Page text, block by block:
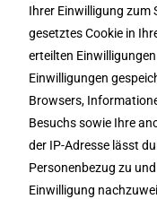
Ihrer Einwilligung zum
gesetztes Cookie in
erteilten
Einwilligungen
Browsers,
Besuchs sowie Ihre
der IP-Adresse lässt
Personenbezug zu
Einwilligung